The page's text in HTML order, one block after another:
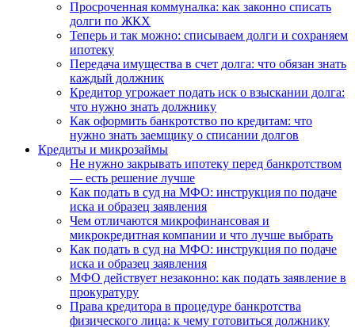
Просроченная коммуналка: как законно списать
долги по ЖКХ
Теперь и так можно: списываем долги и сохраняем
ипотеку
Передача имущества в счет долга: что обязан знать
каждый должник
Кредитор угрожает подать иск о взыскании долга:
что нужно знать должнику
Как оформить банкротство по кредитам: что
нужно знать заемщику о списании долгов
Кредиты и микрозаймы
Не нужно закрывать ипотеку перед банкротством
— есть решение лучше
Как подать в суд на МФО: инструкция по подаче
иска и образец заявления
Чем отличаются микрофинансовая и
микрокредитная компании и что лучше выбрать
Как подать в суд на МФО: инструкция по подаче
иска и образец заявления
МФО действует незаконно: как подать заявление в
прокуратуру
Права кредитора в процедуре банкротства
физического лица: к чему готовиться должнику